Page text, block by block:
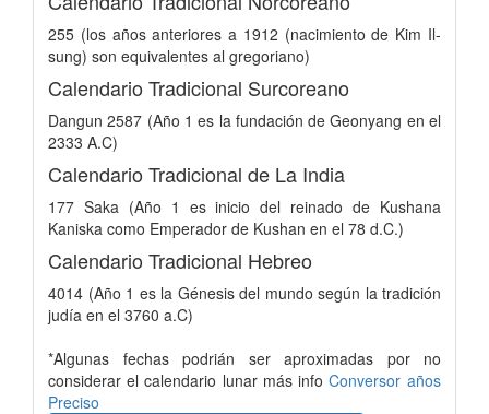
255 (los años anteriores a 1912 (nacimiento de Kim Il-
sung) son equivalentes al gregoriano)
Calendario Tradicional Surcoreano
Dangun 2587 (Año 1 es la fundación de Geonyang en el
2333 A.C)
Calendario Tradicional de La India
177 Saka (Año 1 es inicio del reinado de Kushana
Kaniska como Emperador de Kushan en el 78 d.C.)
Calendario Tradicional Hebreo
4014 (Año 1 es la Génesis del mundo según la tradición
judía en el 3760 a.C)
*Algunas fechas podrián ser aproximadas por no
considerar el calendario lunar más info Conversor años
Preciso